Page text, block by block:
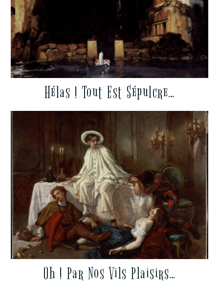
Hélas ! Tout Est Sépulcre…
Oh ! Par Nos Vils Plaisirs…